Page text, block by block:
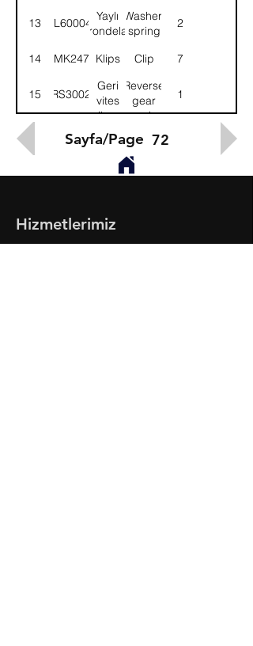
13 WL600042
Yaylı
rondela
Washer,
spring
2
14 BMK2475 Klips Clip 7
1551RS300228
Geri
vites
ikaz
kornası
Reverse
gear
warning
1
Sayfa/Page 72
Hizmetlerimiz